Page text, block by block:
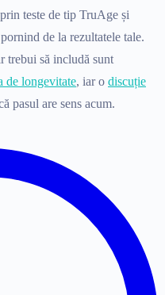
teste de tip TruAge și
de la rezultatele tale.
trebui să includă sunt
de longevitate, iar o discuție
pasul are sens acum.